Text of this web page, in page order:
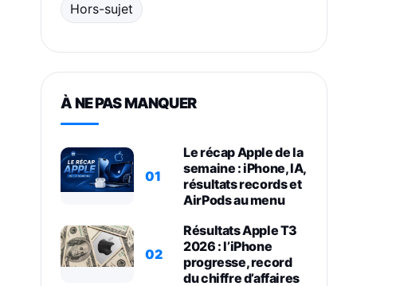
Hors-sujet
À NE PAS MANQUER
01
Le récap Apple de la
semaine : iPhone, IA,
résultats records et
AirPods au menu
02
Résultats Apple T3
2026 : l’iPhone
progresse, record
du chiffre d’affaires